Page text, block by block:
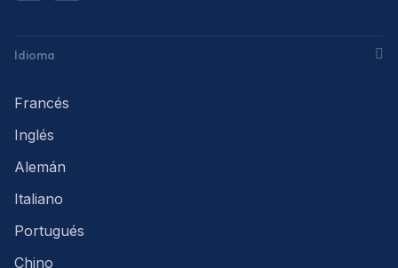
Idioma
Francés
Inglés
Alemán
Italiano
Portugués
Chino